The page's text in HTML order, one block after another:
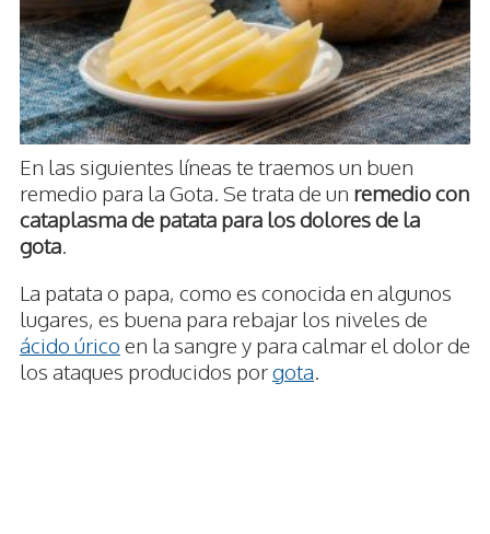
En las siguientes líneas te traemos un buen
remedio para la Gota. Se trata de un remedio con
cataplasma de patata para los dolores de la
gota.
La patata o papa, como es conocida en algunos
lugares, es buena para rebajar los niveles de
ácido úrico en la sangre y para calmar el dolor de
los ataques producidos porgota.